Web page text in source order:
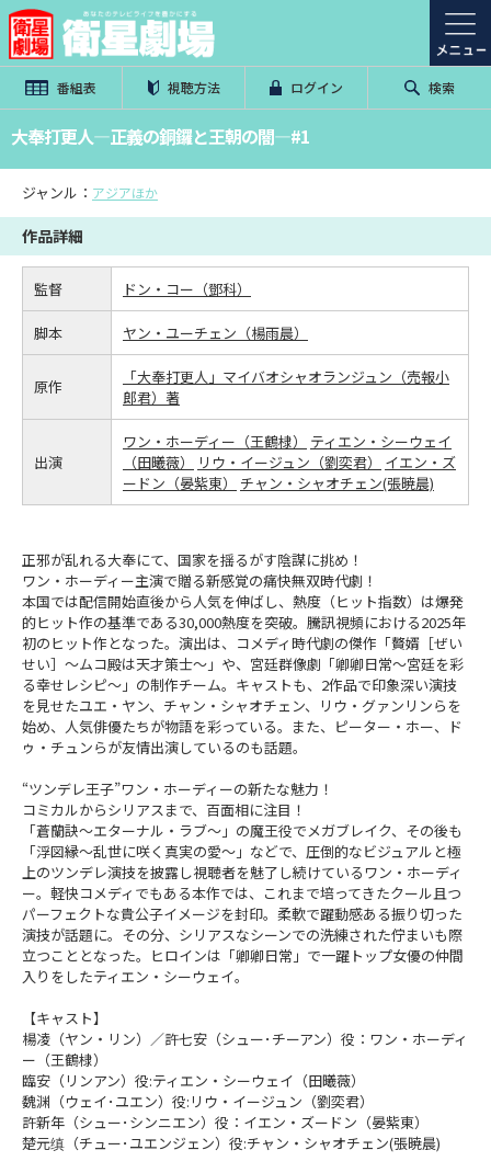
番組表 視聴方法 ログイン 検索
大奉打更人―正義の銅鑼と王朝の闇―#1
ジャンル： アジアほか
作品詳細
監督 ドン・コー（鄧科）
脚本 ヤン・ユーチェン（楊雨晨）
原作
「大奉打更人」マイバオシャオランジュン（売報小
郎君）著
出演
ワン・ホーディー（王鶴棣）
ティエン・シーウェイ
（田曦薇）
リウ・イージュン（劉奕君）
イエン・ズ
ードン（晏紫東）
チャン・シャオチェン(張暁晨)
正邪が乱れる大奉にて、国家を揺るがす陰謀に挑め！
ワン・ホーディー主演で贈る新感覚の痛快無双時代劇！
本国では配信開始直後から人気を伸ばし、熱度（ヒット指数）は爆発
的ヒット作の基準である30,000熱度を突破。騰訊視頻における2025年
初のヒット作となった。演出は、コメディ時代劇の傑作「贅婿［ぜい
せい］～ムコ殿は天才策士～」や、宮廷群像劇「卿卿日常～宮廷を彩
る幸せレシピ～」の制作チーム。キャストも、2作品で印象深い演技
を見せたユエ・ヤン、チャン・シャオチェン、リウ・グァンリンらを
始め、人気俳優たちが物語を彩っている。また、ピーター・ホー、ド
ゥ・チュンらが友情出演しているのも話題。
“ツンデレ王子”ワン・ホーディーの新たな魅力！
コミカルからシリアスまで、百面相に注目！
「蒼蘭訣～エターナル・ラブ～」の魔王役でメガブレイク、その後も
「浮図縁～乱世に咲く真実の愛～」などで、圧倒的なビジュアルと極
上のツンデレ演技を披露し視聴者を魅了し続けているワン・ホーディ
ー。軽快コメディでもある本作では、これまで培ってきたクール且つ
パーフェクトな貴公子イメージを封印。柔軟で躍動感ある振り切った
演技が話題に。その分、シリアスなシーンでの洗練された佇まいも際
立つこととなった。ヒロインは「卿卿日常」で一躍トップ女優の仲間
入りをしたティエン・シーウェイ。
【キャスト】
楊凌（ヤン・リン）／許七安（シュー･チーアン）役：ワン・ホーディ
ー（王鶴棣）
臨安（リンアン）役:ティエン・シーウェイ（田曦薇）
魏渊（ウェイ･ユエン）役:リウ・イージュン（劉奕君）
許新年（シュー･シンニエン）役：イエン・ズードン（晏紫東）
楚元缜（チュー･ユエンジェン）役:チャン・シャオチェン(張暁晨)